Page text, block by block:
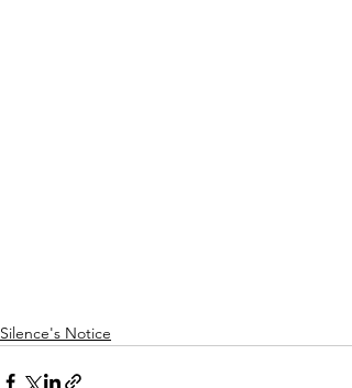
Silence's Notice